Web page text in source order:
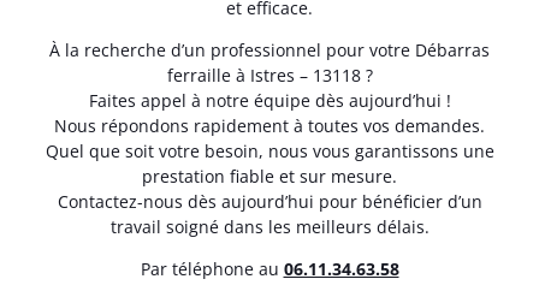
et efficace.
À la recherche d’un professionnel pour votre Débarras
ferraille à Istres – 13118 ?
Faites appel à notre équipe dès aujourd’hui !
Nous répondons rapidement à toutes vos demandes.
Quel que soit votre besoin, nous vous garantissons une
prestation fiable et sur mesure.
Contactez-nous dès aujourd’hui pour bénéficier d’un
travail soigné dans les meilleurs délais.
Par téléphone au 06.11.34.63.58